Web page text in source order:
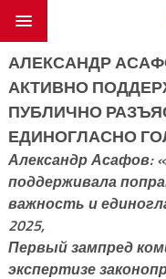
АЛЕКСАНДР
АКТИВНО
ПУБЛИЧНО
ЕДИНОГЛАСНО
Александр Асафов:
поддерживала
важность и
2025,
Первый зампред
экспертизе